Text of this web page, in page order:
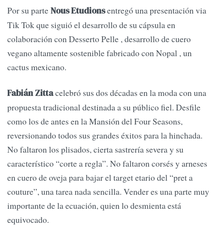
Por su parteNous Etudionsentregó una presentación via
Tik Tok que siguió el desarrollo de su cápsula en
colaboración con Desserto Pelle , desarrollo de cuero
vegano altamente sostenible fabricado con Nopal , un
cactus mexicano.
Fabián Zittacelebró sus dos décadas en la moda con una
propuesta tradicional destinada a su público fiel. Desfile
como los de antes en la Mansión del Four Seasons,
reversionando todos sus grandes éxitos para la hinchada.
No faltaron los plisados, cierta sastrería severa y su
característico “corte a regla”. No faltaron corsés y arneses
en cuero de oveja para bajar el target etario del “pret a
couture”, una tarea nada sencilla. Vender es una parte muy
importante de la ecuación, quien lo desmienta está
equivocado.